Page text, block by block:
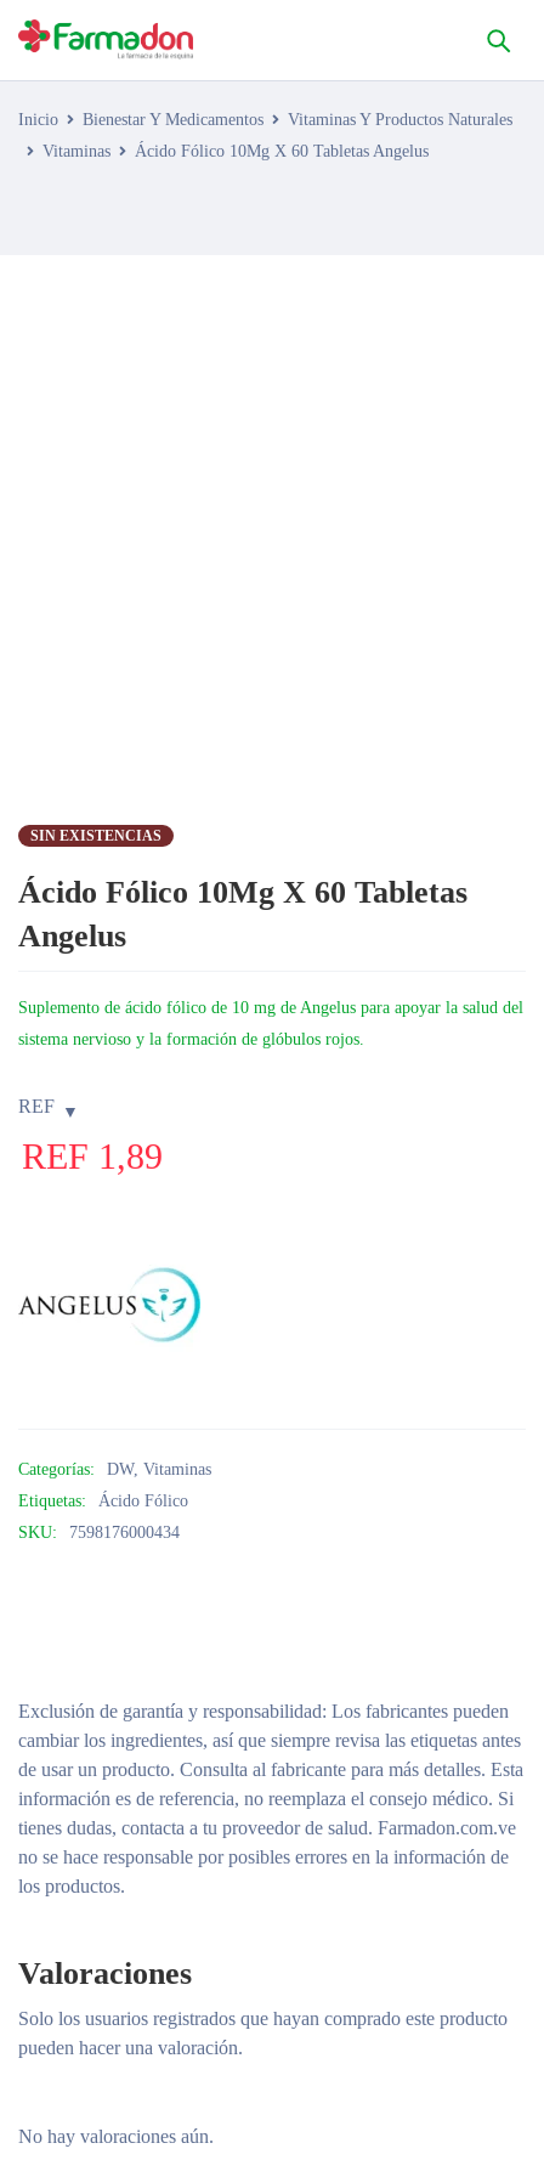
Inicio Bienestar Y Medicamentos
Vitaminas Y Productos Naturales
Vitaminas
Ácido Fólico 10Mg X 60 Tabletas Angelus
SIN EXISTENCIAS
Ácido Fólico 10Mg X 60 Tabletas
Angelus
Suplemento de ácido fólico de 10 mg de Angelus para apoyar la salud del
sistema nervioso y la formación de glóbulos rojos.
REF
REF 1,89
Categorías: DW, Vitaminas
Etiquetas:
Ácido Fólico
SKU:
7598176000434
Exclusión de garantía y responsabilidad: Los fabricantes pueden
cambiar los ingredientes, así que siempre revisa las etiquetas antes
de usar un producto. Consulta al fabricante para más detalles. Esta
información es de referencia, no reemplaza el consejo médico. Si
tienes dudas, contacta a tu proveedor de salud. Farmadon.com.ve
no se hace responsable por posibles errores en la información de
los productos.
Valoraciones
No hay valoraciones aún.
Solo los usuarios registrados que hayan comprado este producto
pueden hacer una valoración.